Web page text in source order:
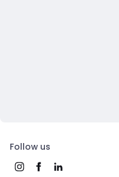
Follow us